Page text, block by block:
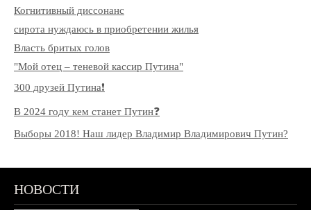
Когнитивный диссонанс
сирота нуждаюсь в приобретении жилья
Власть бритых голов
"Мой отец – теневой кассир Путина"
300 друзей Путина❗️
В 2024 году кем станет Путин❓
Выборы 2018! Наш лидер Владимир Владимирович Путин?
НОВОСТИ